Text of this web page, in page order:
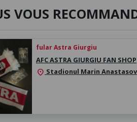
VOUS
fular Astra Giurgiu
AFC ASTRA GIURGIU FAN SHOP
location_on Stadionul Marin